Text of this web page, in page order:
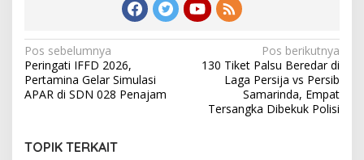
Navigasi
pos
Pos sebelumnya
Peringati IFFD 2026,
Pertamina Gelar Simulasi
APAR di SDN 028 Penajam
Pos berikutnya
130 Tiket Palsu Beredar di
Laga Persija vs Persib
Samarinda, Empat
Tersangka Dibekuk Polisi
TOPIK TERKAIT